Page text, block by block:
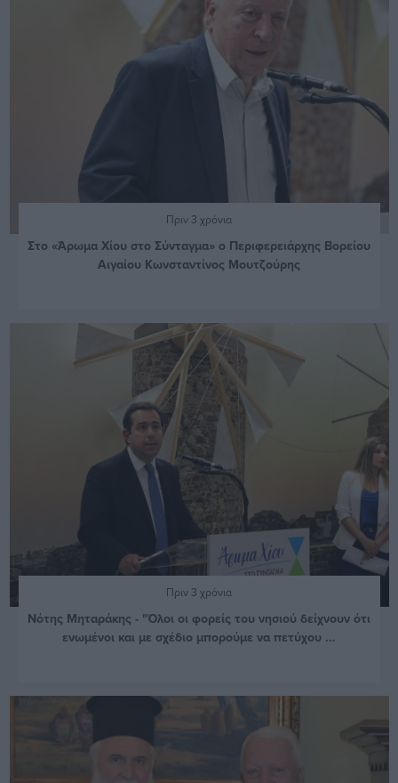
Πριν 3 χρόνια
Στο «Άρωμα Χίου στο Σύνταγμα» ο Περιφερειάρχης Βορείου
Αιγαίου Κωνσταντίνος Μουτζούρης
Πριν 3 χρόνια
Νότης Μηταράκης - "Όλοι οι φορείς του νησιού δείχνουν ότι
ενωμένοι και με σχέδιο μπορούμε να πετύχου ...